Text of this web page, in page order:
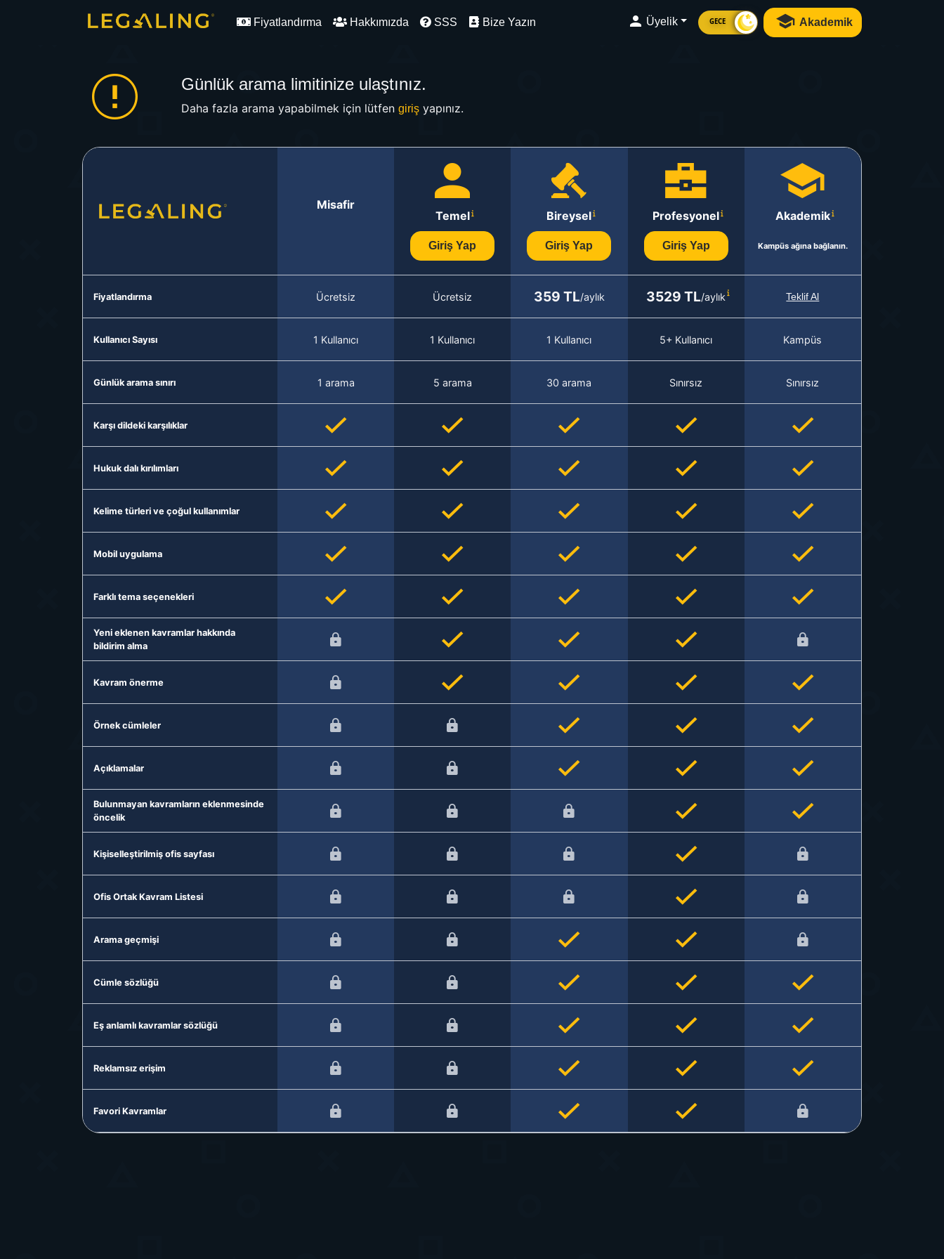
Fiyatlandırma Hakkımızda SSS Bize Yazın Üyelik GECE Akademik
Günlük arama limitinize ulaştınız.
Daha fazla arama yapabilmek için lütfen girişyapınız.
Misafir
Temel
Giriş Yap
Bireysel
Giriş Yap
Profesyonel
Giriş Yap
Akademik
Kampüs ağına bağlanın.
Fiyatlandırma Ücretsiz Ücretsiz 359 TL/aylık 3529 TL/aylık Teklif Al
Kullanıcı Sayısı 1 Kullanıcı 1 Kullanıcı 1 Kullanıcı 5+ Kullanıcı Kampüs
Günlük arama sınırı 1 arama 5 arama 30 arama Sınırsız Sınırsız
Karşı dildeki karşılıklar
Hukuk dalı kırılımları
Kelime türleri ve çoğul kullanımlar
Mobil uygulama
Farklı tema seçenekleri
Yeni eklenen kavramlar hakkında
bildirim alma
Kavram önerme
Örnek cümleler
Açıklamalar
Bulunmayan kavramların eklenmesinde
öncelik
Kişiselleştirilmiş ofis sayfası
Ofis Ortak Kavram Listesi
Arama geçmişi
Cümle sözlüğü
Eş anlamlı kavramlar sözlüğü
Reklamsız erişim
Favori Kavramlar